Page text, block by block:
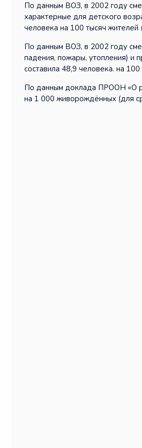
По данным ВОЗ, в 2002 году
характерные для детского
человека на 100 тысяч
По данным ВОЗ, в 2002 году
падения, пожары, утопления) и
составила 48,9 человека. на
По данным доклада ПРООН «О
на 1 000 живорождённых (для